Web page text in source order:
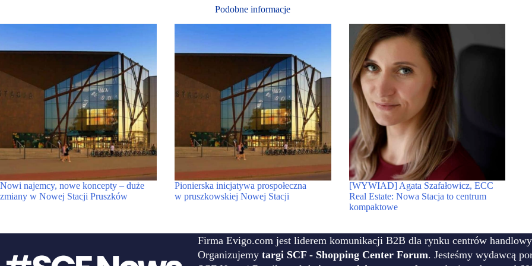
Podobne informacje
Nowi najemcy, nowe koncepty – duże
zmiany w Nowej Stacji Pruszków
Pionierska inicjatywa prospołeczna
w pruszkowskiej Nowej Stacji
[WYWIAD] Agata Szafałowicz, ECC
Real Estate: Nowa Stacja to centrum
kompaktowe
Firma Evigo.com jest liderem komunikacji B2B dla rynku centrów
Organizujemy targi SCF - Shopping Center Forum. Jesteśmy wydawcą